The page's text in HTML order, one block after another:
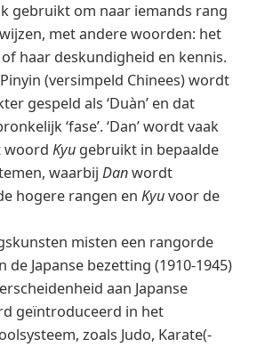
gebruikt om naar iemands rang
met andere woorden: het
haar deskundigheid en kennis.
(versimpeld Chinees) wordt
gespeld als ‘Duàn’ en dat
‘fase’. ‘Dan’ wordt vaak
woord Kyugebruikt in bepaalde
waarbij Danwordt
hogere rangen en Kyuvoor de
misten een rangorde
de Japanse bezetting (1910-1945)
aan Japanse
geïntroduceerd in het
zoals Judo, Karate(-